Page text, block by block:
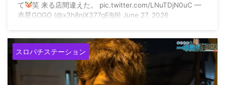
て
笑 来る店間違えた。 pic.twitter.com/LNuTDjN0uC —
赤星GOGO (@x3h8njX377gE8j9) June 27, 2026
スロパチステーション